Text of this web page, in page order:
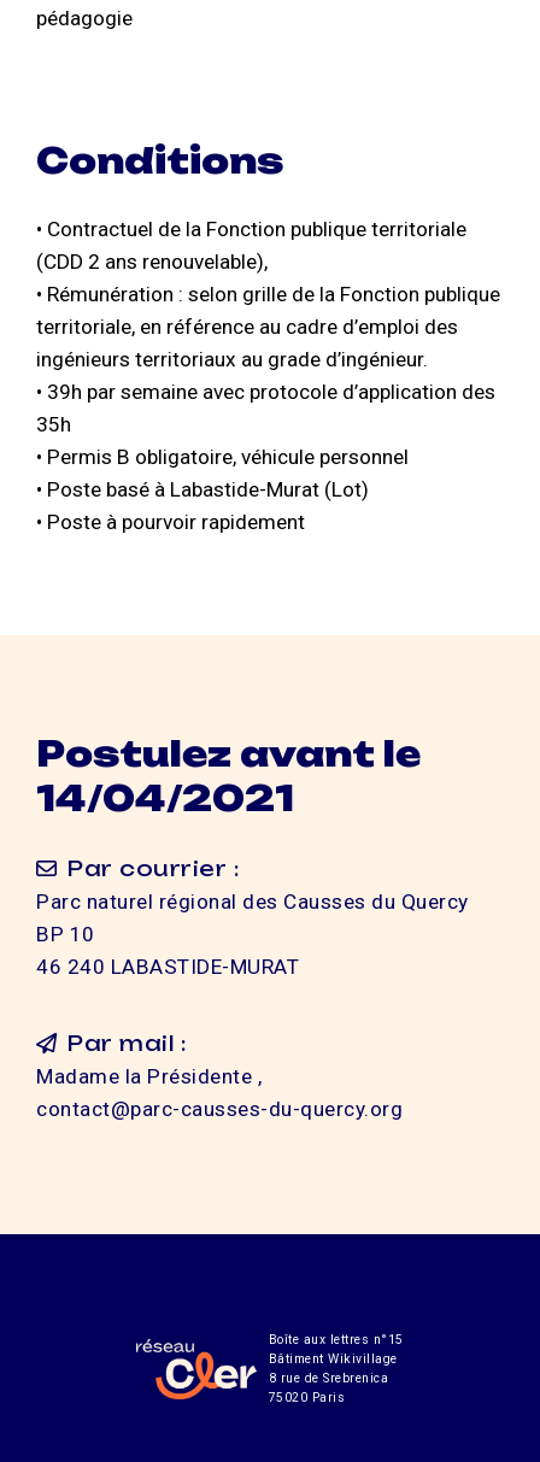
pédagogie
Conditions
• Contractuel de la Fonction publique territoriale
(CDD 2 ans renouvelable),
• Rémunération : selon grille de la Fonction publique
territoriale, en référence au cadre d’emploi des
ingénieurs territoriaux au grade d’ingénieur.
• 39h par semaine avec protocole d’application des
35h
• Permis B obligatoire, véhicule personnel
• Poste basé à Labastide-Murat (Lot)
• Poste à pourvoir rapidement
Postulez avant le
14/04/2021
Par courrier :
Parc naturel régional des Causses du Quercy
BP 10
46 240 LABASTIDE-MURAT
Par mail :
Madame la Présidente ,
contact@parc-causses-du-quercy.org
Boîte aux lettres n°15
Bâtiment Wikivillage
8 rue de Srebrenica
75020 Paris